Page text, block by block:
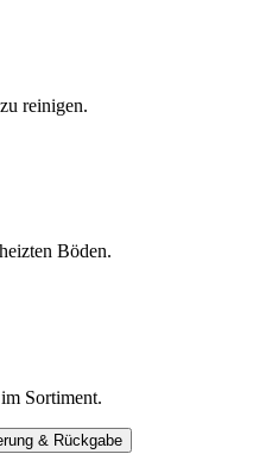
reinigen.
Böden.
Sortiment.
& Rückgabe